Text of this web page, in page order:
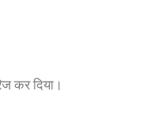
कर दिया।